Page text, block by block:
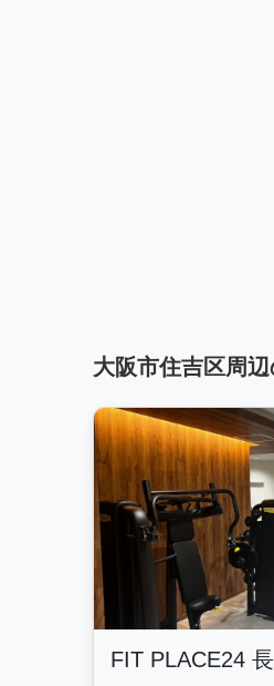
大阪市住吉区周
FIT PLACE24